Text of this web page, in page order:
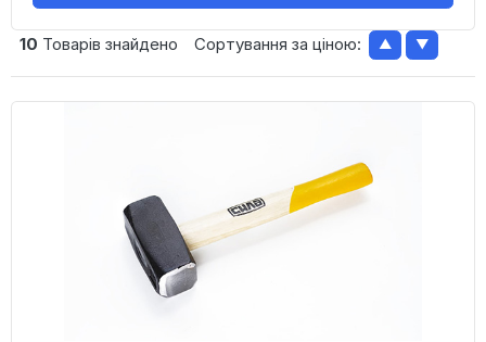
10 Товарів знайдено Сортування за ціною: ▲ ▼